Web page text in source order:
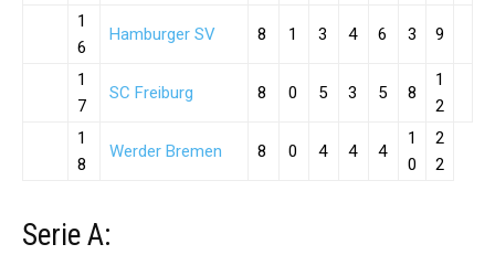
1
6
Hamburger SV 8 1 3 4 6 3 9
1
7
SC Freiburg 8 0 5 3 5 8
1
2
1
8
Werder Bremen 8 0 4 4 4
1
0
2
2
Serie A: